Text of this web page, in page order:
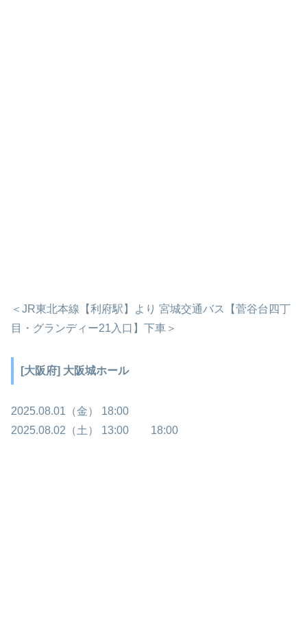
＜JR東北本線【利府駅】より 宮城交通バス【菅谷台四丁
目・グランディー21入口】下車＞
[大阪府] 大阪城ホール
2025.08.01（金） 18:00
2025.08.02（土） 13:00 18:00